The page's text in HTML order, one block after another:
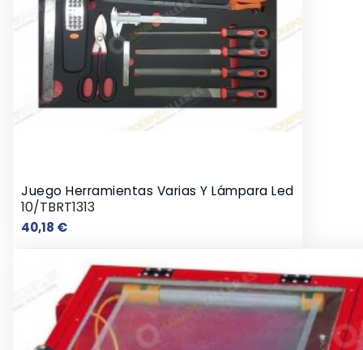
Juego Herramientas Varias Y Lámpara Led
10/TBRT1313
40,18 €Precio